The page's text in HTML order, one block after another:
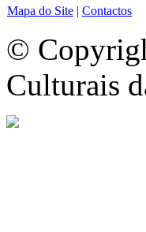
Mapa do Site | Contactos
©
Culturais